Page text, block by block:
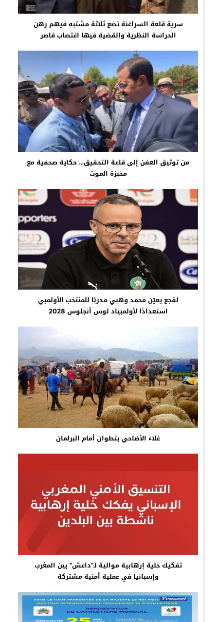
سرية قلعة السراغنة تضع ثلاثة مشتبه فيهم رهن
الحراسة النظرية والقضية فيها اغتصاب قاصر
من توثيق العفن إلى قاعة التحقيق… حكاية صحفية مع
مخبزة الموت
لقجع يعيّن محمد وهبي مدربًا للمنتخب الأولمبي
استعدادًا لأولمبياد لوس أنجلوس 2028
غلاء الأضاحي بتطوان أمام البرلمان
تفكيك خلية إرهابية موالية لـ”داعش” بين المغرب
وإسبانيا في عملية أمنية مشتركة